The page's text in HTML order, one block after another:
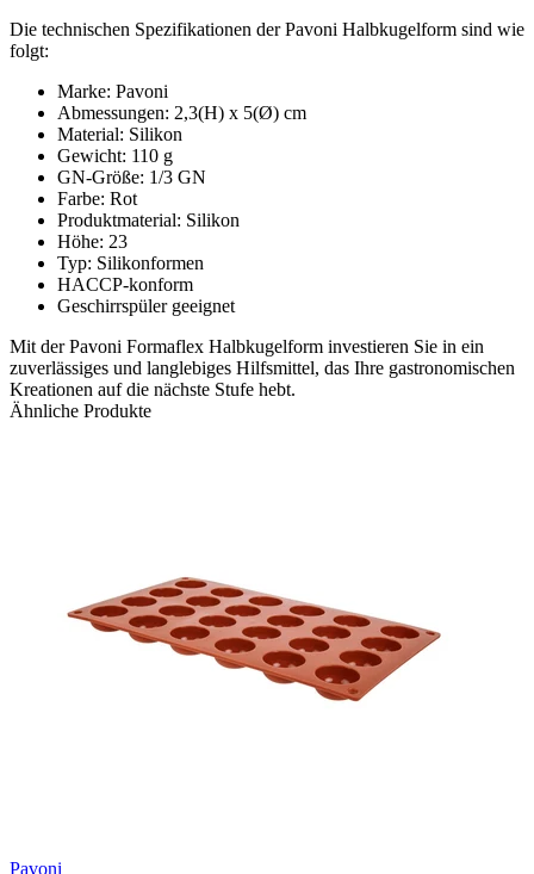
Die technischen Spezifikationen der Pavoni Halbkugelform sind wie
folgt:
Marke: Pavoni
Abmessungen: 2,3(H) x 5(Ø) cm
Material: Silikon
Gewicht: 110 g
GN-Größe: 1/3 GN
Farbe: Rot
Produktmaterial: Silikon
Höhe: 23
Typ: Silikonformen
HACCP-konform
Geschirrspüler geeignet
Mit der Pavoni Formaflex Halbkugelform investieren Sie in ein
zuverlässiges und langlebiges Hilfsmittel, das Ihre gastronomischen
Kreationen auf die nächste Stufe hebt.
Ähnliche Produkte
Pavoni